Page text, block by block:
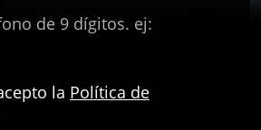
de 9 dígitos. ej:
la Política de